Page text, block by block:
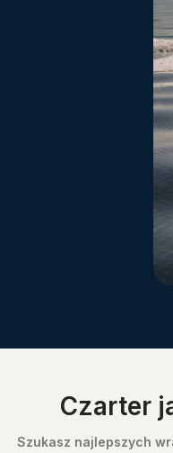
Czarter
Szukasz najlepszych